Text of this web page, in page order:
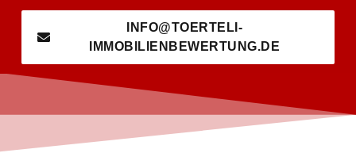
INFO@TOERTELI-
IMMOBILIENBEWERTUNG.DE